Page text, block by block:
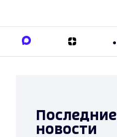
Последние
новости